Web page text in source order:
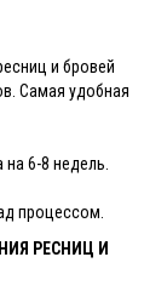
и бровей
Самая удобная
6-8 недель.
процессом.
РЕСНИЦ И